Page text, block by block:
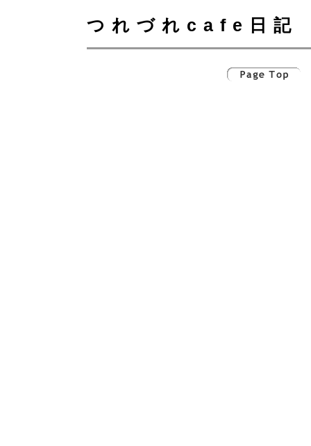
つれづれcafe日記